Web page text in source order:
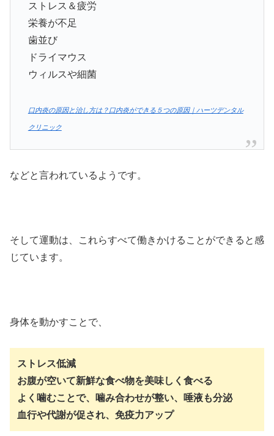
ストレス＆疲労
栄養が不足
歯並び
ドライマウス
ウィルスや細菌
口内炎の原因と治し方は？口内炎ができる５つの原因｜ハーツデンタル
クリニック
などと言われているようです。
そして運動は、これらすべて働きかけることができると感
じています。
身体を動かすことで、
ストレス低減
お腹が空いて新鮮な食べ物を美味しく食べる
よく噛むことで、噛み合わせが整い、唾液も分泌
血行や代謝が促され、免疫力アップ